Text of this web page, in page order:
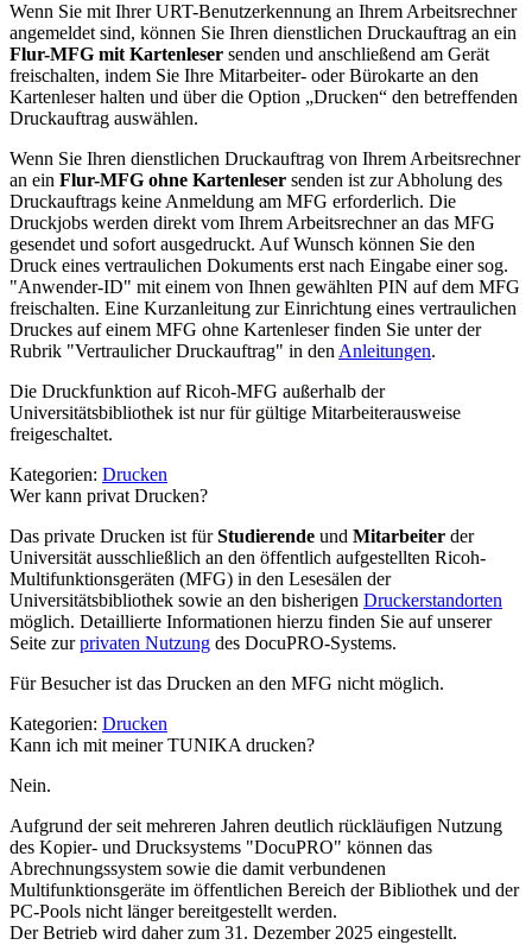
Wenn Sie mit Ihrer URT-Benutzerkennung an Ihrem Arbeitsrechner
angemeldet sind, können Sie Ihren dienstlichen Druckauftrag an ein
Flur-MFG mit Kartenleser senden und anschließend am Gerät
freischalten, indem Sie Ihre Mitarbeiter- oder Bürokarte an den
Kartenleser halten und über die Option „Drucken“ den betreffenden
Druckauftrag auswählen.
Wenn Sie Ihren dienstlichen Druckauftrag von Ihrem Arbeitsrechner
an ein Flur-MFG ohne Kartenleser senden ist zur Abholung des
Druckauftrags keine Anmeldung am MFG erforderlich. Die
Druckjobs werden direkt vom Ihrem Arbeitsrechner an das MFG
gesendet und sofort ausgedruckt. Auf Wunsch können Sie den
Druck eines vertraulichen Dokuments erst nach Eingabe einer sog.
"Anwender-ID" mit einem von Ihnen gewählten PIN auf dem MFG
freischalten. Eine Kurzanleitung zur Einrichtung eines vertraulichen
Druckes auf einem MFG ohne Kartenleser finden Sie unter der
Rubrik "Vertraulicher Druckauftrag" in den Anleitungen.
Die Druckfunktion auf Ricoh-MFG außerhalb der
Universitätsbibliothek ist nur für gültige Mitarbeiterausweise
freigeschaltet.
Kategorien: Drucken
Wer kann privat Drucken?
Das private Drucken ist fürStudierende und Mitarbeiter der
Universität ausschließlich an den öffentlich aufgestellten Ricoh-
Multifunktionsgeräten (MFG) in den Lesesälen der
Universitätsbibliothek sowie an den bisherigen Druckerstandorten
möglich. Detaillierte Informationen hierzu finden Sie auf unserer
Seite zurprivaten Nutzung des DocuPRO-Systems.
Für Besucher ist das Drucken an den MFG nicht möglich.
Kategorien: Drucken
Kann ich mit meiner TUNIKA drucken?
Nein.
Aufgrund der seit mehreren Jahren deutlich rückläufigen Nutzung
des Kopier- und Drucksystems "DocuPRO" können das
Abrechnungssystem sowie die damit verbundenen
Multifunktionsgeräte im öffentlichen Bereich der Bibliothek und der
PC-Pools nicht länger bereitgestellt werden.
Der Betrieb wird daher zum 31. Dezember 2025 eingestellt.